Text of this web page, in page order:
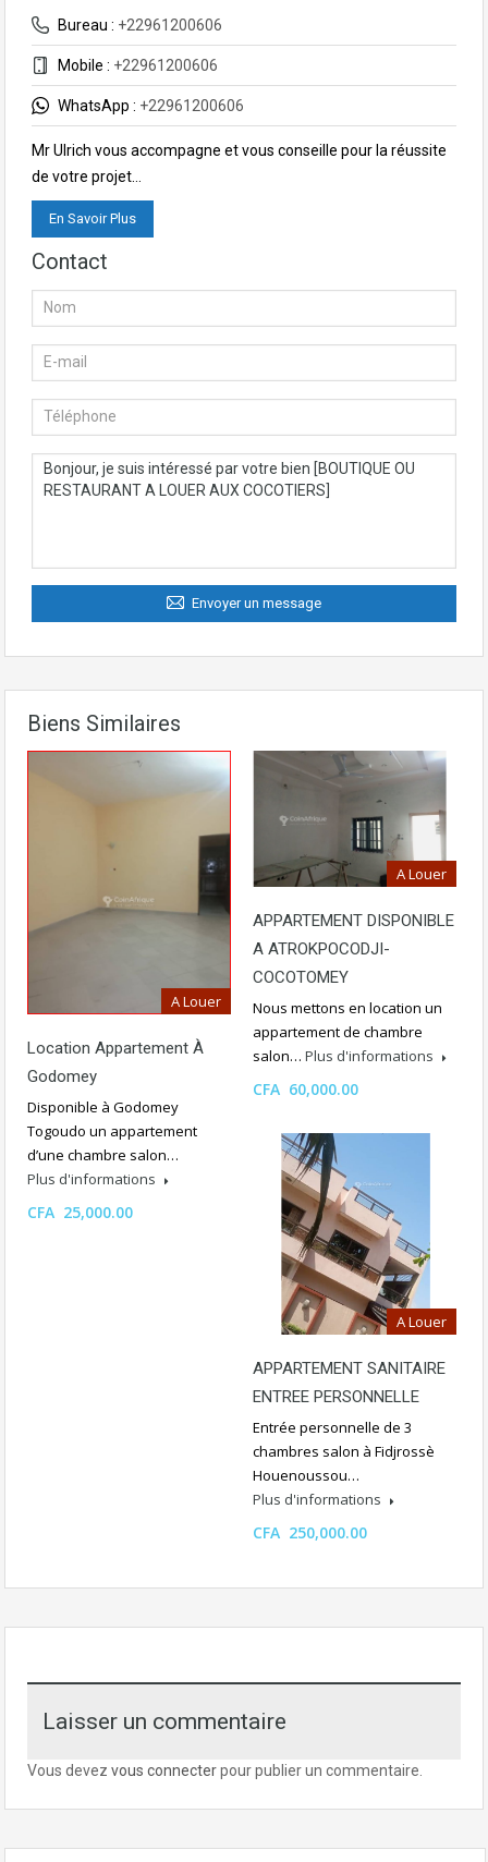
Bureau : +22961200606
Mobile : +22961200606
WhatsApp : +22961200606
Mr Ulrich vous accompagne et vous conseille pour la réussite
de votre projet…
En Savoir Plus
Contact
Envoyer un message
Biens Similaires
A Louer
Location Appartement À
Godomey
Disponible à Godomey
Togoudo un appartement
d’une chambre salon…
Plus d'informations
CFA 25,000.00
A Louer
APPARTEMENT DISPONIBLE
A ATROKPOCODJI-
COCOTOMEY
Nous mettons en location un
appartement de chambre
salon… Plus d'informations
CFA 60,000.00
A Louer
APPARTEMENT SANITAIRE
ENTREE PERSONNELLE
Entrée personnelle de 3
chambres salon à Fidjrossè
Houenoussou…
Plus d'informations
CFA 250,000.00
Laisser un commentaire
Vous devez vous connecterpour publier un commentaire.